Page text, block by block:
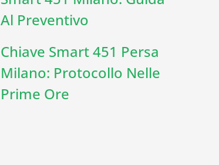
Al Preventivo
Chiave Smart 451 Persa
Milano: Protocollo Nelle
Prime Ore